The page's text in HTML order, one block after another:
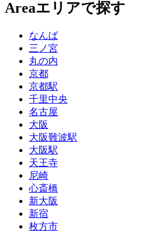
Areaエリアで探す
なんば
三ノ宮
丸の内
京都
京都駅
千里中央
名古屋
大阪
大阪難波駅
大阪駅
天王寺
尼崎
心斎橋
新大阪
新宿
枚方市